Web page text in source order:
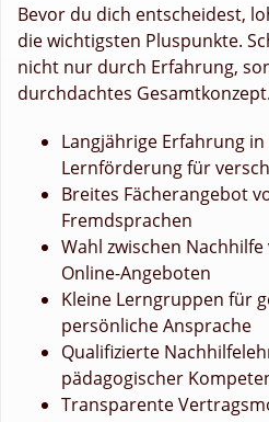
Bevor du dich entscheidest,
die wichtigsten Pluspunkte.
nicht nur durch Erfahrung,
durchdachtes Gesamtkonzept.
Langjährige Erfahrung
Lernförderung für
Breites Fächerangebot
Fremdsprachen
Wahl zwischen
Online-Angeboten
Kleine Lerngruppen für
persönliche Ansprache
Qualifizierte
pädagogischer
Transparente